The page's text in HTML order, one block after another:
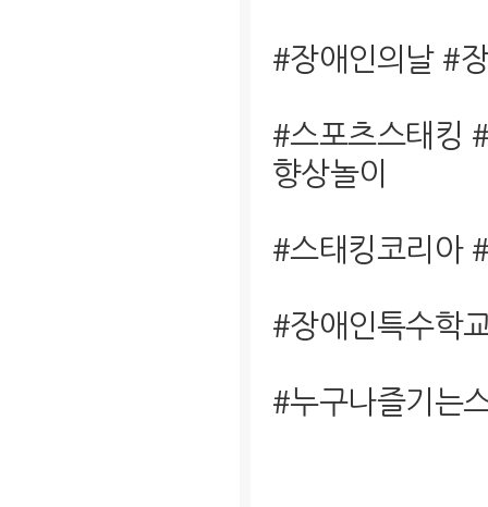
#장애인의날 #
#스포츠스태킹
향상놀이
#스태킹코리아
#장애인특수학
#누구나즐기는